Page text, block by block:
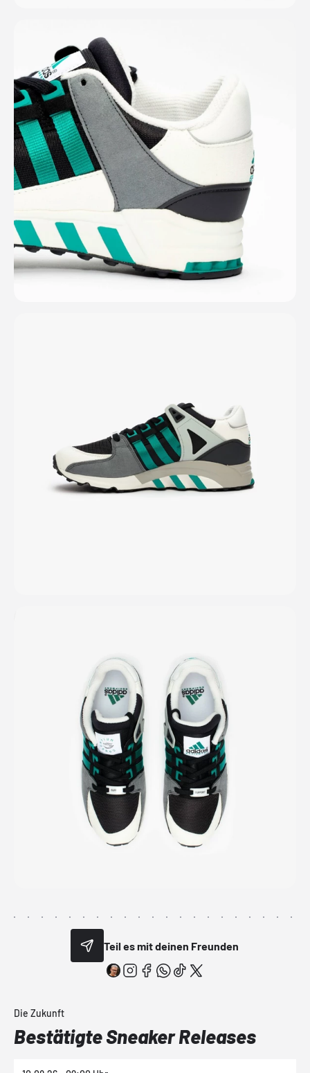
Teil es mit deinen Freunden
Die Zukunft
Bestätigte Sneaker Releases